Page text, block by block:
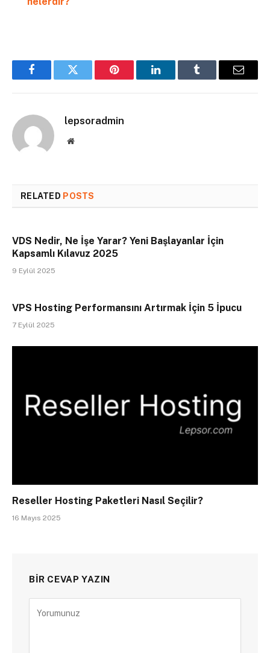
FacebookTwitter Pinterest LinkedInTumblr Email
lepsoradmin
Website
RELATED POSTS
VDS Nedir, Ne İşe Yarar? Yeni Başlayanlar İçin
Kapsamlı Kılavuz 2025
9 Eylül 2025
VPS Hosting Performansını Artırmak İçin 5 İpucu
7 Eylül 2025
Reseller Hosting Paketleri Nasıl Seçilir?
16 Mayıs 2025
BIR CEVAP YAZIN